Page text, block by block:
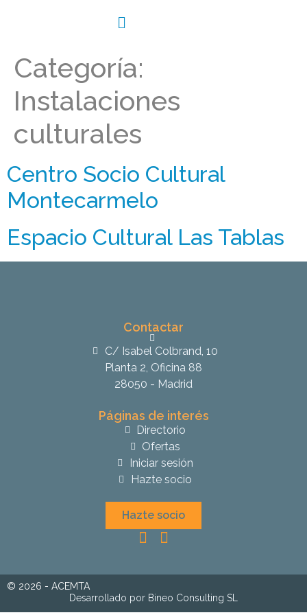
Categoría:
Instalaciones
culturales
Centro Socio Cultural
Montecarmelo
Espacio Cultural Las Tablas
Contactar
C/ Isabel Colbrand, 10
Planta 2, Oficina 88
28050 - Madrid
Páginas de interés
Directorio
Ofertas
Iniciar sesión
Hazte socio
Hazte socio
© 2026 - ACEMTA
Desarrollado por Bineo Consulting SL